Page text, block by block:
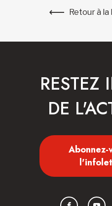
Retour à
RESTEZ
DE
Abonnez-